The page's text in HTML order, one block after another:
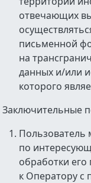
отвечающих
письменной
на
данных и/или
которого
Заключительные
Пользователь
по
обработки
к Оператору